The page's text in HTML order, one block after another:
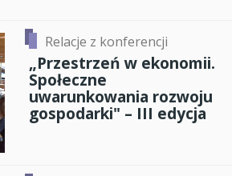
Relacje z konferencji
„Przestrzeń w ekonomii.
Społeczne
uwarunkowania rozwoju
gospodarki" – III edycja